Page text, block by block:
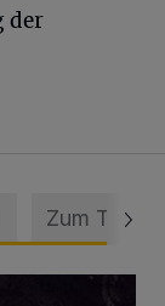
der
Zum Thema